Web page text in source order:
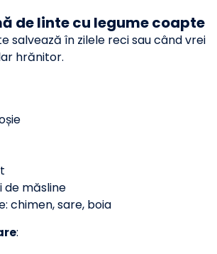
de linte cu legume coapte
salvează în zilele reci sau când vrei
hrănitor.
de măsline
chimen, sare, boia
: